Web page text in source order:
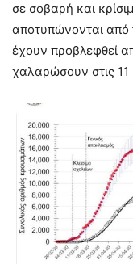
σε σοβαρή και
αποτυπώνονται
έχουν προβλεφθεί
χαλαρώσουν στις 11